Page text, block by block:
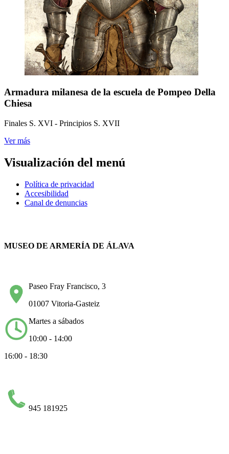
Armadura milanesa de la escuela de Pompeo Della
Chiesa
Finales S. XVI - Principios S. XVII
Ver más
Visualización del menú
Política de privacidad
Accesibilidad
Canal de denuncias
MUSEO DE ARMERÍA DE ÁLAVA
Paseo Fray Francisco, 3
01007 Vitoria-Gasteiz
Martes a sábados
10:00 - 14:00
16:00 - 18:30
945 181925